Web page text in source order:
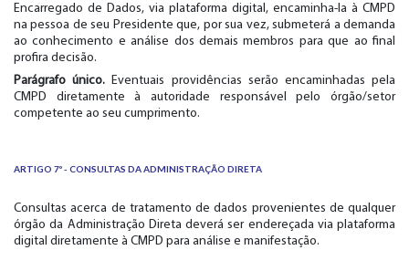
Encarregado de Dados, via plataforma digital, encaminha-la à CMPD
na pessoa de seu Presidente que, por sua vez, submeterá a demanda
ao conhecimento e análise dos demais membros para que ao final
profira decisão.
Parágrafo único. Eventuais providências serão encaminhadas pela
CMPD diretamente à autoridade responsável pelo órgão/setor
competente ao seu cumprimento.
ARTIGO 7º - CONSULTAS DA ADMINISTRAÇÃO DIRETA
Consultas acerca de tratamento de dados provenientes de qualquer
órgão da Administração Direta deverá ser endereçada via plataforma
digital diretamente à CMPD para análise e manifestação.